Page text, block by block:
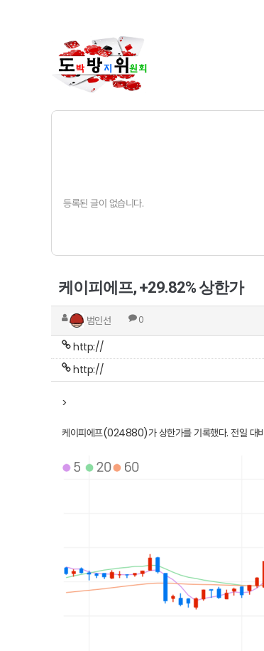
등록된 글이 없습니다.
케이피에프, +29.82% 상한가
범인선 0
http://
http://
>
케이피에프(024880)가 상한가를 기록했다. 전일